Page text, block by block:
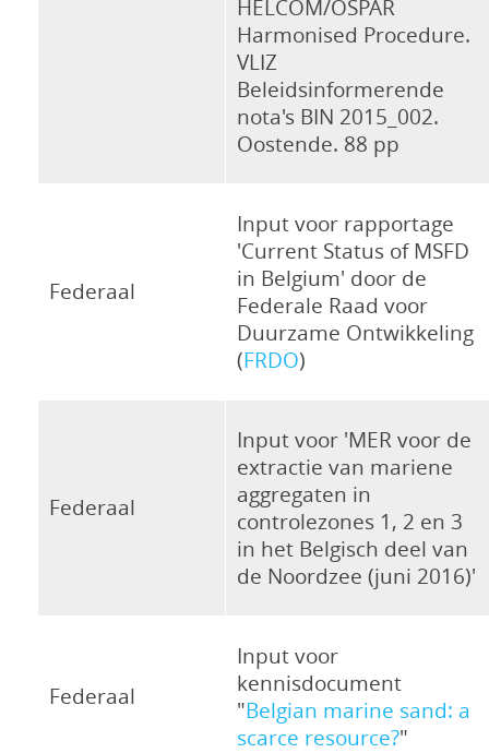
HELCOM/OSPAR
Harmonised Procedure.
VLIZ
Beleidsinformerende
nota's BIN 2015_002.
Oostende. 88 pp
Federaal
Input voor rapportage
'Current Status of MSFD
in Belgium' door de
Federale Raad voor
Duurzame Ontwikkeling
(FRDO)
Federaal
Input voor 'MER voor de
extractie van mariene
aggregaten in
controlezones 1, 2 en 3
in het Belgisch deel van
de Noordzee (juni 2016)'
Federaal
Input voor
kennisdocument
"Belgian marine sand: a
scarce resource?"